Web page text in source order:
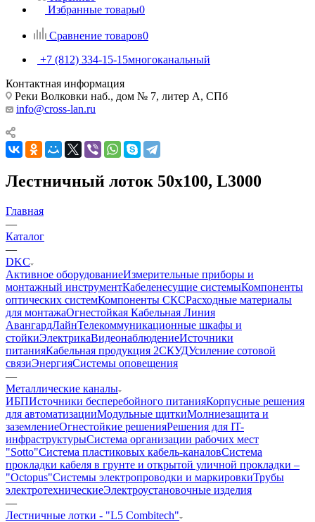
Избранные товары0
Сравнение товаров0
+7 (812) 334-15-15многоканальный
Контактная информация
Реки Волковки наб., дом № 7, литер А, СПб
info@cross-lan.ru
Лестничный лоток 50х100, L3000
Главная
—
Каталог
—
DKC
Активное оборудованиеИзмерительные приборы и
монтажный инструментКабеленесущие системыКомпоненты
оптических системКомпоненты СКСРасходные материалы
для монтажаОгнестойкая Кабельная Линия
АвангардЛайнТелекоммуникационные шкафы и
стойкиЭлектрикаВидеонаблюдениеИсточники
питанияКабельная продукция 2СКУДУсиление сотовой
связиЭнергияСистемы оповещения
—
Металлические каналы
ИБПИсточники бесперебойного питанияКорпусные решения
для автоматизацииМодульные щиткиМолниезащита и
заземлениеОгнестойкие решенияРешения для IT-
инфраструктурыСистема организации рабочих мест
"Sotto"Система пластиковых кабель-каналовСистема
прокладки кабеля в грунте и открытой уличной прокладки –
"Octopus"Системы электропроводки и маркировкиТрубы
электротехническиеЭлектроустановочные изделия
—
Лестничные лотки - "L5 Combitech"